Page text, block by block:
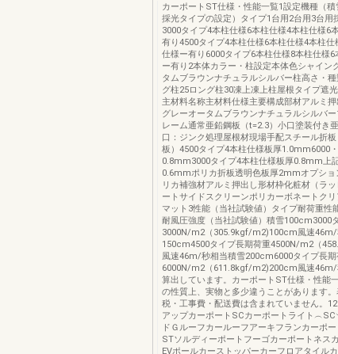
カーポートST仕様・性能一覧1設定機種（積
採光タイプの設定）タイプ1台用2台用3台用
3000タイプ4本柱仕様6本柱仕様4本柱仕様6
有り4500タイプ4本柱仕様6本柱仕様4本柱仕
仕様ー有り6000タイプ6本柱仕様8本柱仕様6
ー有り2本体カラー・柱設定本体色シャイン
タムブラウンナチュラルシルバー柱高さ・
グ柱25ロング柱30凍上凍上柱屋根タイプ遮
主材料名称主材料仕様主要構成部材アルミ
グレーオータムブラウンナチュラルシルバ
レーム通常亜鉛鋼板（t=2.3）小口塗装付き
口：ジンク処理屋根材現場手配スチール折
板）4500タイプ4本柱仕様板厚1.0mm6000
0.8mm3000タイプ4本柱仕様板厚0.8mm上
0.6mmポリカ折板透明色板厚2mmオプショ
リカ補強材アルミ押出し形材枠化粧材（ラ
ートサイドスクリーンポリカーボネートク
マット3性能（当社試験値）タイプ耐荷重性
耐風圧強度（当社試験値）積雪100cm3000
3000N/m2（305.9kgf/m2)100cm風速46m/
150cm4500タイプ長期荷重4500N/m2（
風速46m/秒相当積雪200cm6000タイプ長期
6000N/m2（611.8kgf/m2)200cm風速46m/
算出しています。カーポートST仕様・性能
の性質上、実物と多少違うことがあります
税・工事費・配送費は含まれていません。
アップカーポートSCカーポートライト
ドＧルーフカールーフアーキフランカーポ
STソルディーポートフーゴカーポートネス
EVポールカーストッパーカーフロアタイル